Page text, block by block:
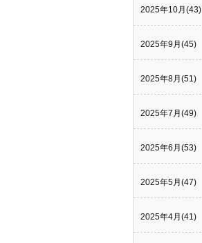
2025年10月(43)
2025年9月(45)
2025年8月(51)
2025年7月(49)
2025年6月(53)
2025年5月(47)
2025年4月(41)